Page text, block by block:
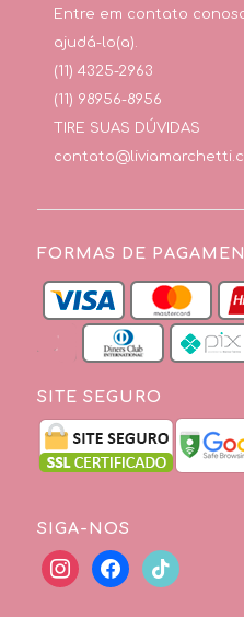
Entre em contato
ajudá-lo(a).
(11) 4325-2963
(11) 98956-8956
TIRE SUAS DÚVIDAS
FORMAS DE
SITE SEGURO
SIGA-NOS